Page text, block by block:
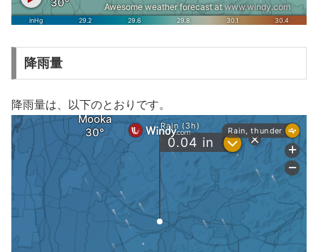
降雨量
降雨量は、以下のとおりです。